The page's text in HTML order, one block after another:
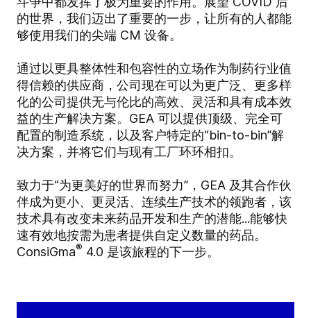
的世界，我们迈出了重要的一步，让所有的人都能
够使用我们的尖端 CM 设备。
通过以更具整体性和包容性的立场作为制药行业值
得信赖的供应商，公司现在可以为更广泛、更多样
化的公司提供无与伦比的高效、灵活和具有成本效
益的生产解决方案。GEA 可以提供顶级、完全可
配置的制造系统，以及客户特定的“bin-to-bin”解
决方案，并将它们与现有工厂环环相扣。
致力于“为更美好的世界而努力”，GEA 及其合作伙
伴成为更小、更灵活、连续生产技术的领跑者，该
技术具有改变未来药品开发和生产的潜能...能够快
速有效地按需为患者提供自定义数量的药品。
ConsiGma® 4.0 是该旅程的下一步。